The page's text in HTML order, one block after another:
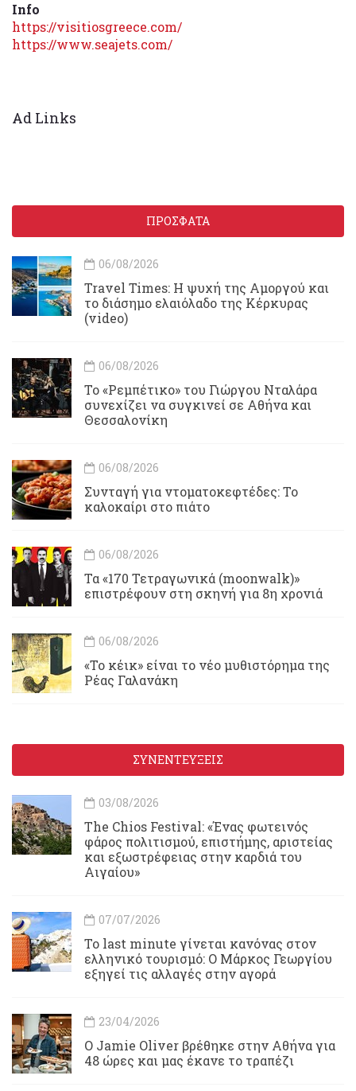
Info
https://visitiosgreece.com/
https://www.seajets.com/
Ad Links
ΠΡΟΣΦΑΤΑ
06/08/2026
Travel Times: H ψυχή της Αμοργού και
το διάσημο ελαιόλαδο της Κέρκυρας
(video)
06/08/2026
Το «Ρεμπέτικο» του Γιώργου Νταλάρα
συνεχίζει να συγκινεί σε Αθήνα και
Θεσσαλονίκη
06/08/2026
Συνταγή για ντοματοκεφτέδες: Το
καλοκαίρι στο πιάτο
06/08/2026
Τα «170 Τετραγωνικά (moonwalk)»
επιστρέφουν στη σκηνή για 8η χρονιά
06/08/2026
«Το κέικ» είναι το νέο μυθιστόρημα της
Ρέας Γαλανάκη
ΣΥΝΕΝΤΕΥΞΕΙΣ
03/08/2026
Τhe Chios Festival: «Ένας φωτεινός
φάρος πολιτισμού, επιστήμης, αριστείας
και εξωστρέφειας στην καρδιά του
Αιγαίου»
07/07/2026
Το last minute γίνεται κανόνας στον
ελληνικό τουρισμό: Ο Μάρκος Γεωργίου
εξηγεί τις αλλαγές στην αγορά
23/04/2026
Ο Jamie Oliver βρέθηκε στην Αθήνα για
48 ώρες και μας έκανε το τραπέζι